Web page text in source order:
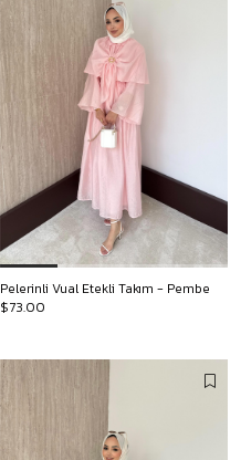
Pelerinli Vual Etekli Takım - Pembe
$73.00